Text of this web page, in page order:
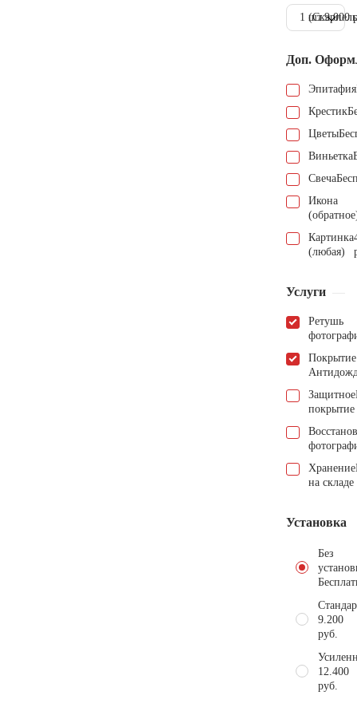
1 шт.9.000
Доп.
Эпитафия
Крестик
Цветы
Виньетка
Свеча
Икона
Картинка
(любая)
Услуги
Ретушь
Покрытие
Защитное
покрытие
Хранение
на складе
Установка
Без
9.200
руб.
12.400
руб.